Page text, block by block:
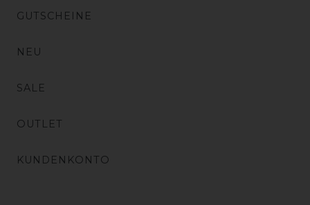
GUTSCHEINE
NEU
SALE
OUTLET
KUNDENKONTO